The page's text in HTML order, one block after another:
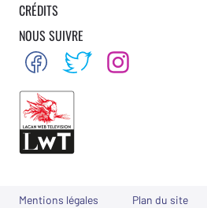
CRÉDITS
NOUS SUIVRE
Mentions légales Plan du site